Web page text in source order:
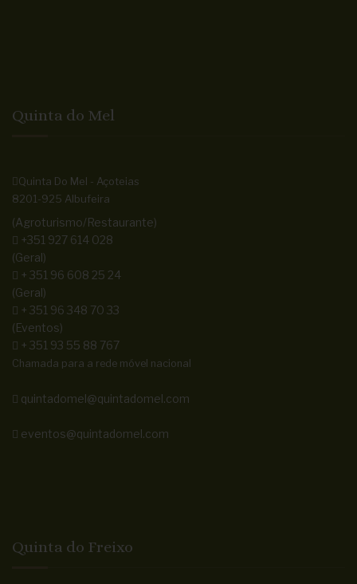
Quinta do Mel
Quinta Do Mel - Açoteias
8201-925 Albufeira
(Agroturismo/Restaurante)
+351 927 614 028
(Geral)
+ 351 96 608 25 24
(Geral)
+ 351 96 348 70 33
(Eventos)
+ 351 93 55 88 767
Chamada para a rede móvel nacional
quintadomel@quintadomel.com
eventos@quintadomel.com
Quinta do Freixo